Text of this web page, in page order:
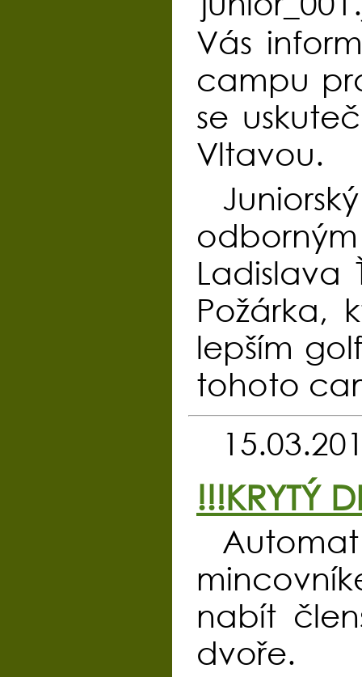
Vás
campu
se
Vltavou.
Ladislava
Požárka,
lepším
tohoto
!!!KRYTÝ
nabít
dvoře.